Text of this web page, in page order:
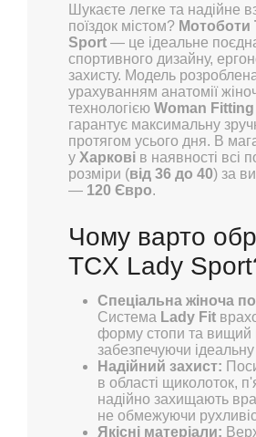
Шукаєте легке та надійне
поїздок містом? Мотоботи
Sport — це ідеальне
спортивного дизайну,
захисту. Модель
урахуванням анатомії
технологією Woman
гарантує максимальну
протягом усього дня. В
у Харкові в наявності всі
розміри (від 36 до 40) за
— 120 Євро.
Чому варто
TCX Lady
Спеціальна жіноча
Система Lady Fit
форму стопи та вищий
забезпечуючи
Надійний захист:
в області щиколоток,
надійно захищають
не обмежуючи
Якісні матеріали: